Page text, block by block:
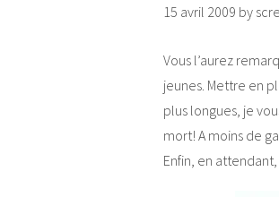
15 avril 2009 by
Vous l’aurez
jeunes. Mettre en
plus longues, je
mort! A moins de
Enfin, en